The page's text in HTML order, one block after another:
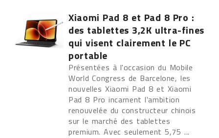
Xiaomi Pad 8 et Pad 8 Pro :
des tablettes 3,2K ultra-fines
qui visent clairement le PC
portable
Présentées à l'occasion du Mobile
World Congress de Barcelone, les
nouvelles Xiaomi Pad 8 et Xiaomi
Pad 8 Pro incarnent l'ambition
renouvelée du constructeur chinois
sur le marché des tablettes
premium. Avec seulement 5,75 ...